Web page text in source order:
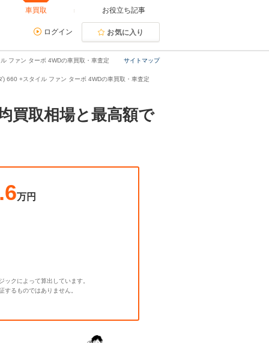
車買取 お役立ち記事
ログイン お気に入り
サイトマップ
ファン ターボ 4WDの車買取・車査定
) 660 +スタイル ファン ターボ 4WDの車買取・車査定
買取相場と最高額で
万円
クによって算出しています。
るものではありません。